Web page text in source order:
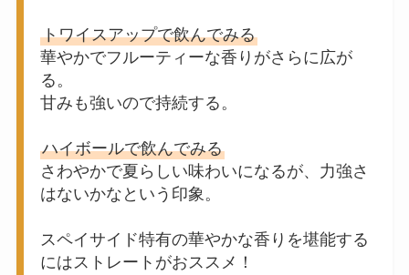
トワイスアップで飲んでみる
華やかでフルーティーな香りがさらに広が
る。
甘みも強いので持続する。
ハイボールで飲んでみる
さわやかで夏らしい味わいになるが、力強さ
はないかなという印象。
スペイサイド特有の華やかな香りを堪能する
にはストレートがおススメ！